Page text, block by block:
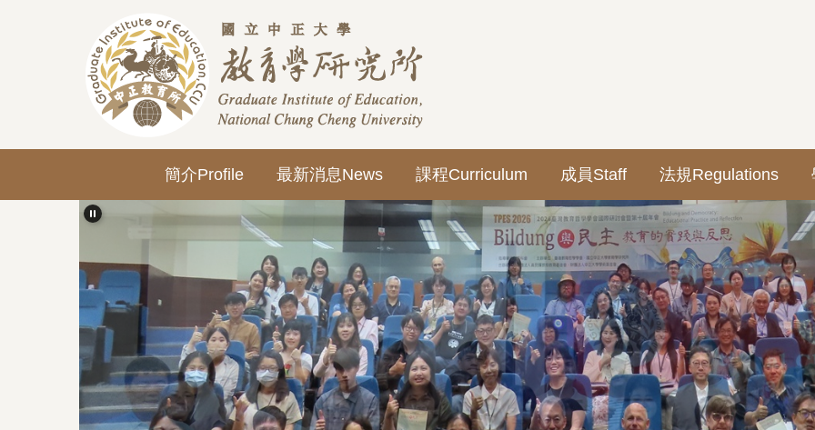
簡介Profile 最新消息News 課程Curriculum 成員Staff 法規Regulations